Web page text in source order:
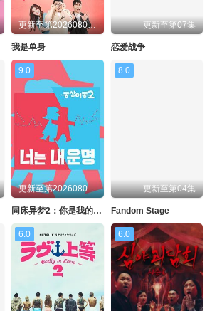
更新至第20260805期
我是单身
更新至第07集
恋爱战争
9.0
更新至第20260804期
同床异梦2：你是我的命运
8.0
更新至第04集
Fandom Stage
6.0 6.0